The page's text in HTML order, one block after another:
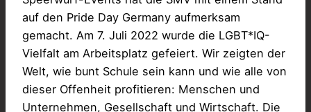
auf den Pride Day Germany aufmerksam
gemacht. Am 7. Juli 2022 wurde die LGBT*IQ-
Vielfalt am Arbeitsplatz gefeiert. Wir zeigten der
Welt, wie bunt Schule sein kann und wie alle von
dieser Offenheit profitieren: Menschen und
Unternehmen, Gesellschaft und Wirtschaft. Die